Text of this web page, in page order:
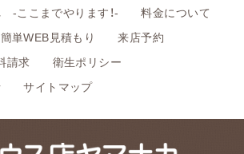
-ここまでやります！-
料金について
簡単WEB見積もり
来店予約
請求
衛生ポリシー
サイトマップ